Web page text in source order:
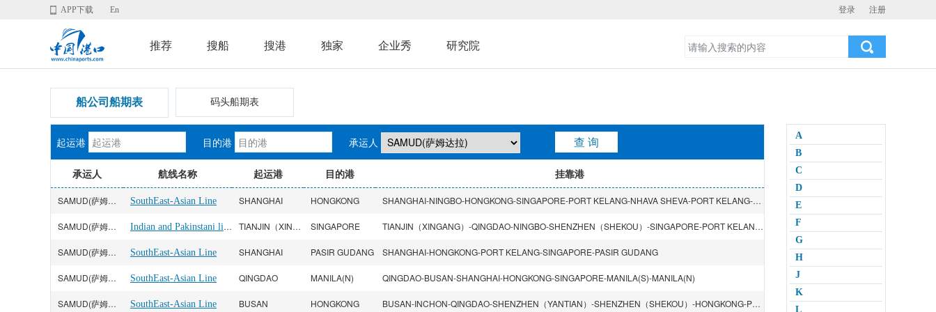
登录 注册
APP下载 En
推荐 搜船 搜港 独家 企业秀 研究院
船公司船期表 码头船期表
起运港 目的港 承运人
承运人 航线名称 起运港 目的港 挂靠港
SAMUD(萨姆达拉) SouthEast-Asian Line SHANGHAI HONGKONG SHANGHAI-NINGBO-HONGKONG-SINGAPORE-PORT KELANG-NHAVA SHEVA-PORT KELANG-SINGAPORE-HONGKONG
SAMUD(萨姆达拉) Indian and Pakinstani line TIANJIN（XINGANG） SINGAPORE TIANJIN（XINGANG）-QINGDAO-NINGBO-SHENZHEN（SHEKOU）-SINGAPORE-PORT KELANG(NORTH)-NHAVA SHEVA-Pipavav-SINGAPORE
SAMUD(萨姆达拉) SouthEast-Asian Line SHANGHAI PASIR GUDANG SHANGHAI-HONGKONG-PORT KELANG-SINGAPORE-PASIR GUDANG
SAMUD(萨姆达拉) SouthEast-Asian Line QINGDAO MANILA(N) QINGDAO-BUSAN-SHANGHAI-HONGKONG-SINGAPORE-MANILA(S)-MANILA(N)
SAMUD(萨姆达拉) SouthEast-Asian Line BUSAN HONGKONG BUSAN-INCHON-QINGDAO-SHENZHEN（YANTIAN）-SHENZHEN（SHEKOU）-HONGKONG-PORT KELANG(WEST)-SINGAPORE-HONGKONG
A
B
C
D
E
F
G
H
J
K
L